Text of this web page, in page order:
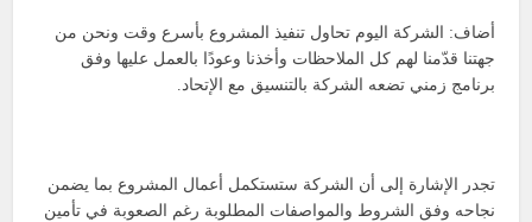
أضاف: الشركة اليوم تحاول تنفيذ المشروع بأسرع وقت ونحن من
جهتنا قدّمنا لهم كل الملاحظات وأخذنا وعودًا بالعمل عليها وفق
برنامج زمني تضعه الشركة بالتنسيق مع الإتحاد.
تجدر الإشارة إلى أن الشركة ستستكمل أعمال المشروع بما يضمن
نجاحه وفق الشروط والمواصفات المطلوبة رغم الصعوبة في تأمين